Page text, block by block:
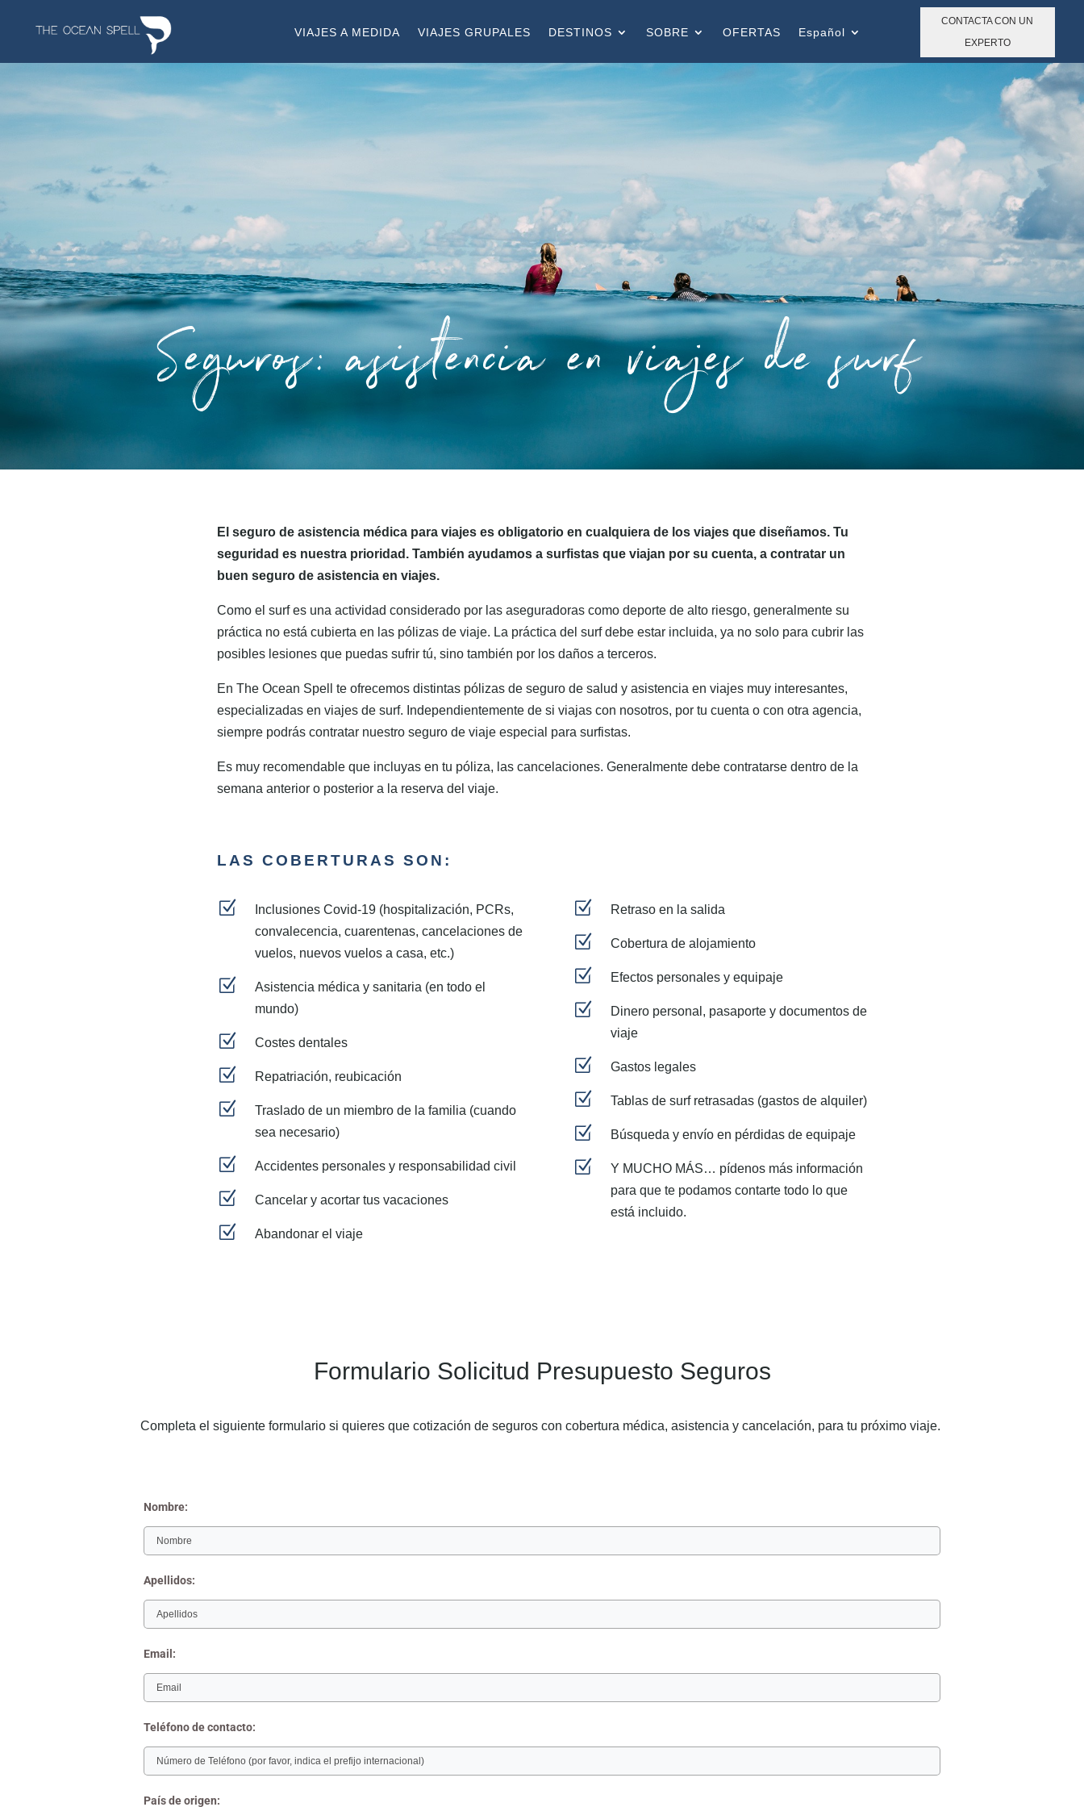
VIAJES A MEDIDA VIAJES GRUPALES DESTINOS SOBRE OFERTAS Español
CONTACTA CON UN
EXPERTO
Seguros: asistencia en viajes de surf
El seguro de asistencia médica para viajes es obligatorio en cualquiera de los viajes que diseñamos. Tu
seguridad es nuestra prioridad. También ayudamos a surfistas que viajan por su cuenta, a contratar un
buen seguro de asistencia en viajes.
Como el surf es una actividad considerado por las aseguradoras como deporte de alto riesgo, generalmente su
práctica no está cubierta en las pólizas de viaje. La práctica del surf debe estar incluida, ya no solo para cubrir las
posibles lesiones que puedas sufrir tú, sino también por los daños a terceros.
En The Ocean Spell te ofrecemos distintas pólizas de seguro de salud y asistencia en viajes muy interesantes,
especializadas en viajes de surf. Independientemente de si viajas con nosotros, por tu cuenta o con otra agencia,
siempre podrás contratar nuestro seguro de viaje especial para surfistas.
Es muy recomendable que incluyas en tu póliza, las cancelaciones. Generalmente debe contratarse dentro de la
semana anterior o posterior a la reserva del viaje.
LAS COBERTURAS SON:
Z
Inclusiones Covid-19 (hospitalización, PCRs,
convalecencia, cuarentenas, cancelaciones de
vuelos, nuevos vuelos a casa, etc.)
Z
Asistencia médica y sanitaria (en todo el
mundo)
Z Costes dentales
Z Repatriación, reubicación
Z
Traslado de un miembro de la familia (cuando
sea necesario)
Z Accidentes personales y responsabilidad civil
Z Cancelar y acortar tus vacaciones
Z Abandonar el viaje
Z Retraso en la salida
Z Cobertura de alojamiento
Z Efectos personales y equipaje
Z
Dinero personal, pasaporte y documentos de
viaje
Z Gastos legales
Z Tablas de surf retrasadas (gastos de alquiler)
Z Búsqueda y envío en pérdidas de equipaje
Z
Y MUCHO MÁS… pídenos más información
para que te podamos contarte todo lo que
está incluido.
Formulario Solicitud Presupuesto Seguros
Completa el siguiente formulario si quieres que cotización de seguros con cobertura médica, asistencia y cancelación, para tu próximo viaje.
Nombre:
Apellidos:
Email:
Teléfono de contacto:
País de origen: